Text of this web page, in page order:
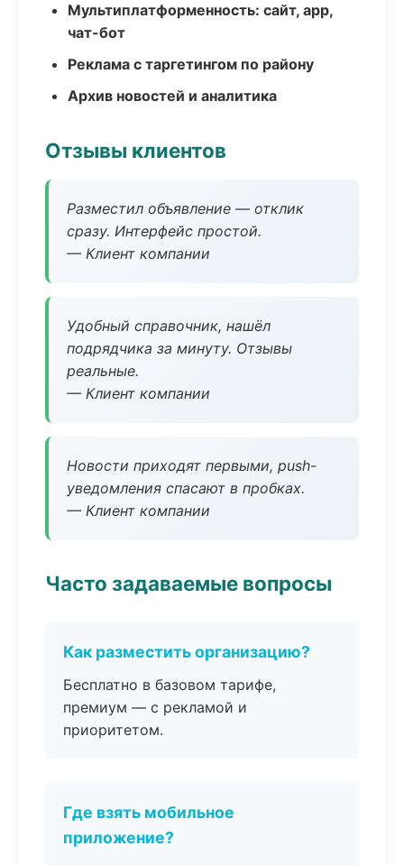
Мультиплатформенность: сайт, app,
чат-бот
Реклама с таргетингом по району
Архив новостей и аналитика
Отзывы клиентов
Разместил объявление — отклик
сразу. Интерфейс простой.
— Клиент компании
Удобный справочник, нашёл
подрядчика за минуту. Отзывы
реальные.
— Клиент компании
Новости приходят первыми, push-
уведомления спасают в пробках.
— Клиент компании
Часто задаваемые вопросы
Как разместить организацию?
Бесплатно в базовом тарифе,
премиум — с рекламой и
приоритетом.
Где взять мобильное
приложение?